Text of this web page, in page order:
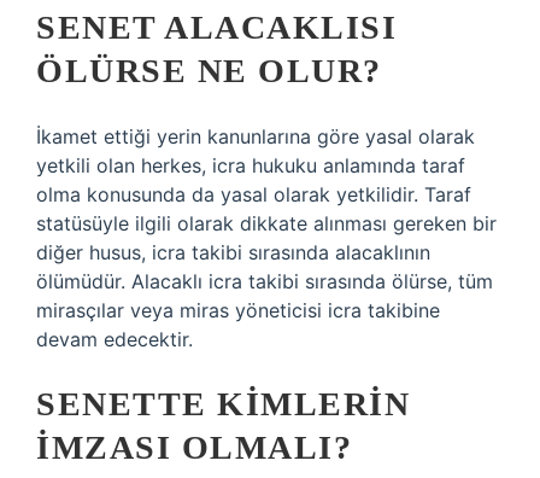
SENET ALACAKLISI
ÖLÜRSE NE OLUR?
İkamet ettiği yerin kanunlarına göre yasal olarak
yetkili olan herkes, icra hukuku anlamında taraf
olma konusunda da yasal olarak yetkilidir. Taraf
statüsüyle ilgili olarak dikkate alınması gereken bir
diğer husus, icra takibi sırasında alacaklının
ölümüdür. Alacaklı icra takibi sırasında ölürse, tüm
mirasçılar veya miras yöneticisi icra takibine
devam edecektir.
SENETTE KIMLERIN
IMZASI OLMALI?